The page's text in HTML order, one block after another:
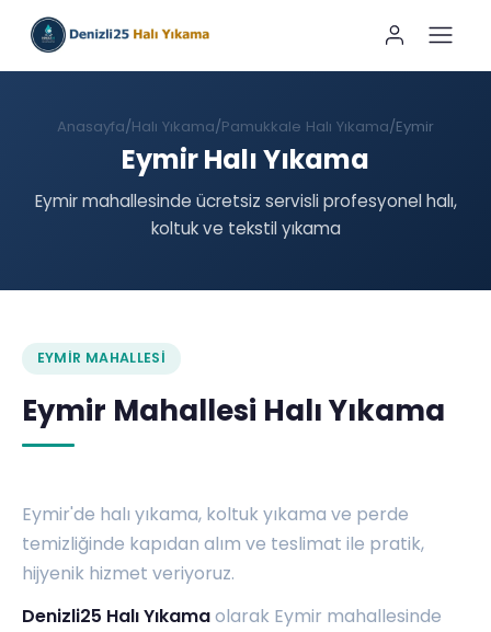
Anasayfa Halı Yıkama Pamukkale Halı Yıkama Eymir
Eymir Halı Yıkama
Eymir mahallesinde ücretsiz servisli profesyonel halı,
koltuk ve tekstil yıkama
EYMIR MAHALLESI
Eymir Mahallesi Halı Yıkama
Eymir'de halı yıkama, koltuk yıkama ve perde
temizliğinde kapıdan alım ve teslimat ile pratik,
hijyenik hizmet veriyoruz.
Denizli25 Halı Yıkamaolarak Eymir mahallesinde